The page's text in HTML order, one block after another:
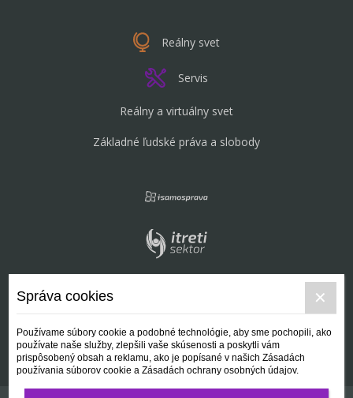
Reálny svet
Servis
Reálny a virtuálny svet
Základné ľudské práva a slobody
Správa cookies
Používame súbory cookie a podobné technológie, aby sme pochopili, ako
používate naše služby, zlepšili vaše skúsenosti a poskytli vám
prispôsobený obsah a reklamu, ako je popísané v našich Zásadách
používania súborov cookie a Zásadách ochrany osobných údajov.